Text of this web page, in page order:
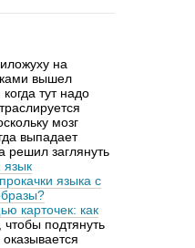
на
вышел
тут надо
мозг
выпадает
решил заглянуть
язык
языка с
карточек: как
подтянуть